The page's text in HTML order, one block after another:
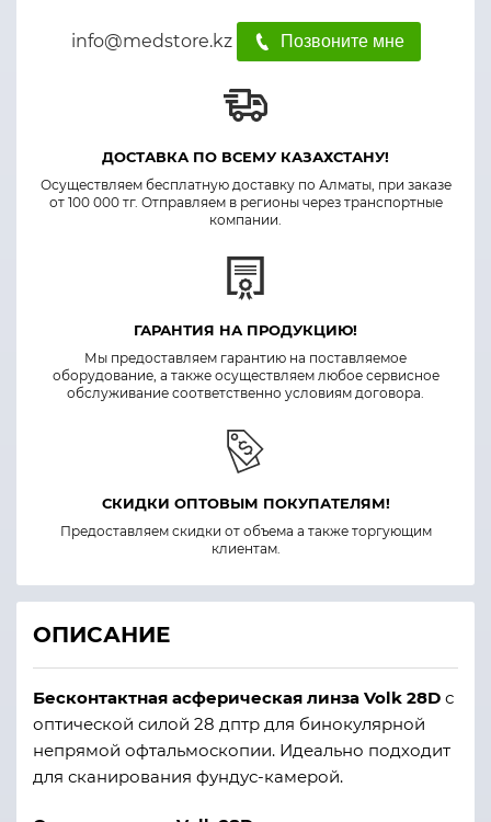
info@medstore.kz Позвоните мне
ДОСТАВКА ПО ВСЕМУ КАЗАХСТАНУ!
Осуществляем бесплатную доставку по Алматы, при заказе
от 100 000 тг. Отправляем в регионы через транспортные
компании.
ГАРАНТИЯ НА ПРОДУКЦИЮ!
Мы предоставляем гарантию на поставляемое
оборудование, а также осуществляем любое сервисное
обслуживание соответственно условиям договора.
СКИДКИ ОПТОВЫМ ПОКУПАТЕЛЯМ!
Предоставляем скидки от объема а также торгующим
клиентам.
ОПИСАНИЕ
Бесконтактная асферическая линза Volk 28D с
оптической силой 28 дптр для бинокулярной
непрямой офтальмоскопии. Идеально подходит
для сканирования фундус-камерой.